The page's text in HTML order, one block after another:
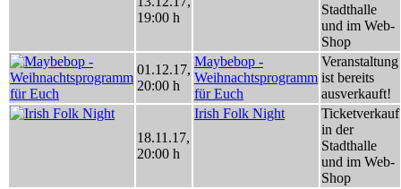
19:00 h
Stadthalle
und im Web-
Shop
01.12.17,
20:00 h
Maybebop -
Weihnachtsprogramm
für Euch
Veranstaltung
ist bereits
ausverkauft!
18.11.17,
20:00 h
Irish Folk Night
Ticketverkauf
in der
Stadthalle
und im Web-
Shop